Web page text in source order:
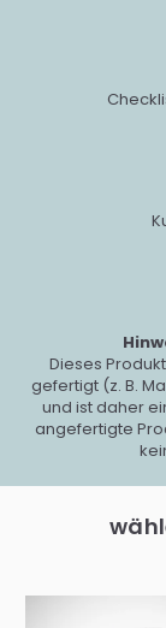
Dieses
gefertigt (z. B.
und ist daher
angefertigte